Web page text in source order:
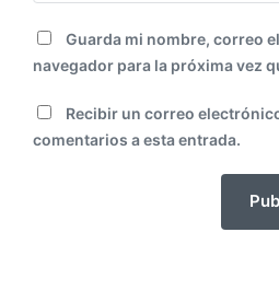
Guarda mi nombre, correo
navegador para la próxima vez
Recibir un correo
comentarios a esta entrada.